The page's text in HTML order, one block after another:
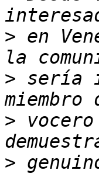
> en
> sería
>
>